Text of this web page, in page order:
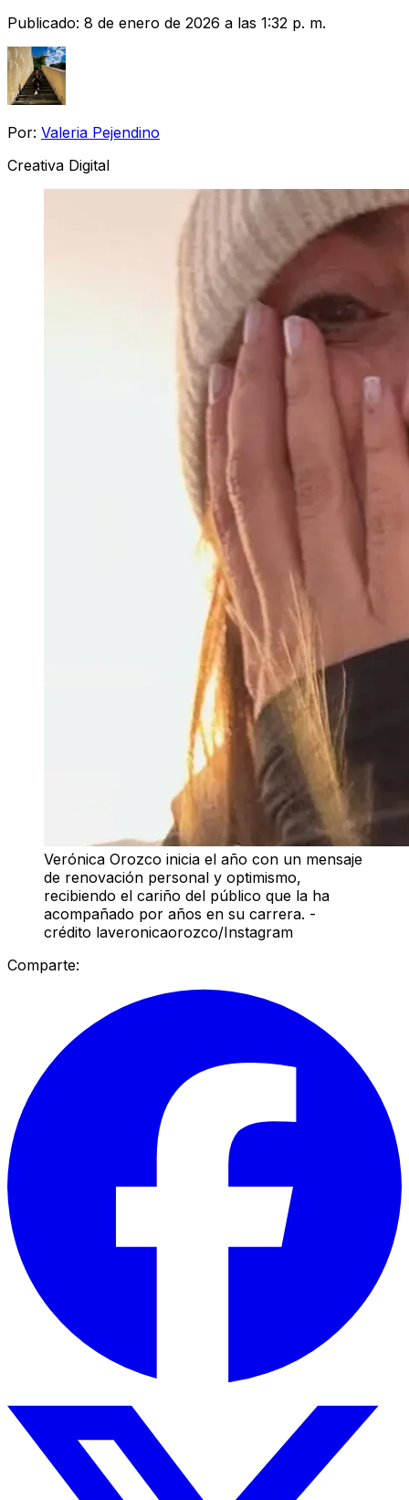
Publicado: 8 de enero de 2026 a las 1:32 p. m.
Por: Valeria Pejendino
Creativa Digital
Verónica Orozco inicia el año con un mensaje
de renovación personal y optimismo,
recibiendo el cariño del público que la ha
acompañado por años en su carrera. -
crédito laveronicaorozco/Instagram
Comparte: